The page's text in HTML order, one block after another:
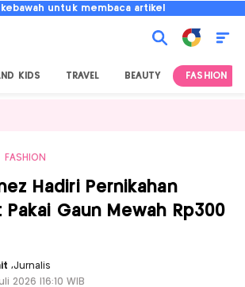
untuk membaca artikel
KIDS TRAVEL BEAUTY FASHION
FASHION
Hadiri Pernikahan
Gaun Mewah Rp300
,Jurnalis
2026 |16:10 WIB